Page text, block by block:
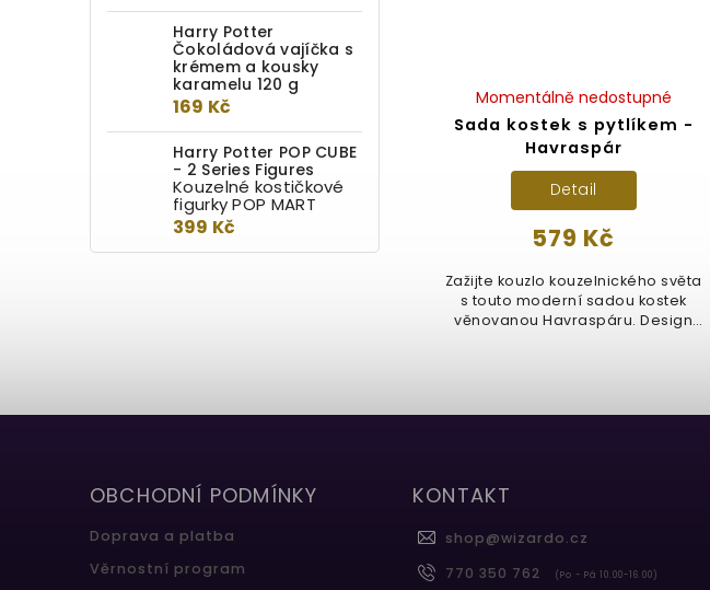
Harry Potter
Čokoládová vajíčka s
krémem a kousky
karamelu 120 g
169 Kč
Harry Potter POP CUBE
- 2 Series Figures
Kouzelné kostičkové
figurky POP MART
399 Kč
Sada kostek s pytlíkem -
Havraspár
Momentálně nedostupné
579 Kč
Detail
Zažijte kouzlo kouzelnického světa
s touto moderní sadou kostek
věnovanou Havraspáru. Design
OBCHODNÍ PODMÍNKY
Doprava a platba
Věrnostní program
KONTAKT
shop@wizardo.cz
770 350 762
(Po - Pá 10.00-16.00)